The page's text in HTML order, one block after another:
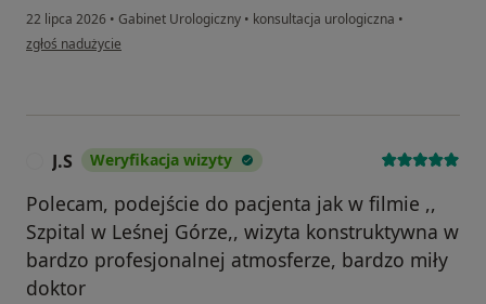
22 lipca 2026 • Gabinet Urologiczny • konsultacja urologiczna •
w opinii użytkownika Pacjent
zgłoś nadużycie
J.S Weryfikacja wizyty
Polecam, podejście do pacjenta jak w filmie ,,
Szpital w Leśnej Górze,, wizyta konstruktywna w
bardzo profesjonalnej atmosferze, bardzo miły
doktor